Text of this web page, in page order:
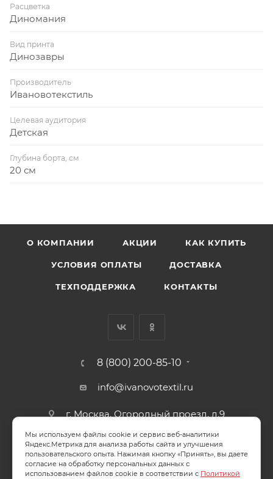
Расцветка
Диномания
Вид принта
Динозавры
Производитель
Ивановотекстиль
Целевая аудитория
Детская
Глубина борта, см
20 см
О КОМПАНИИ АКЦИИ КАК КУПИТЬ
УСЛОВИЯ ОПЛАТЫ ДОСТАВКА
ТЕХПОДДЕРЖКА КОНТАКТЫ
8 (800) 200-85-10
info@ivanovotextil.ru
г. Москва, Огородный проезд, д.9
СОГЛАСИЕ НА ОБРАБОТКУ ПЕРСОНАЛЬНЫХ ДАННЫХ
ПОЛИТИКА ОБРАБОТКИ ПЕРСОНАЛЬНЫХ ДАННЫХ
Мы используем файлы cookie и сервис веб-аналитики
Яндекс.Метрика для анализа работы сайта и улучшения
пользовательского опыта. Нажимая кнопку «Принять», вы даете
согласие на обработку персональных данных с
использованием файлов cookie в соответствии с Политикой